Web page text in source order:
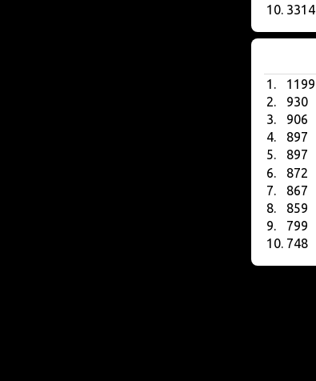
10. 3314
1. 1199
2.
930
3.
906
4.
897
5.
897
6.
872
7.
867
8.
859
9.
799
10. 748